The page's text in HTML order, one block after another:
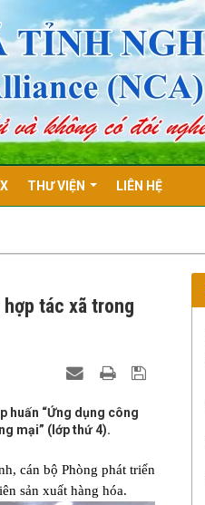
THƯ VIỆN LIÊN HỆ
tác xã trong
huấn “Ứng dụng công
mại” (lớp thứ 4).
cán bộ Phòng phát triển
sản xuất hàng hóa.